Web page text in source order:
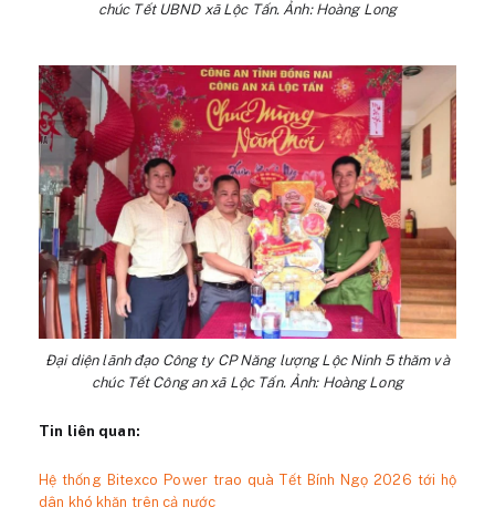
chúc Tết UBND xã Lộc Tấn. Ảnh: Hoàng Long
Đại diện lãnh đạo Công ty CP Năng lượng Lộc Ninh 5 thăm và
chúc Tết Công an xã Lộc Tấn. Ảnh: Hoàng Long
Tin liên quan:
Hệ thống Bitexco Power trao quà Tết Bính Ngọ 2026 tới hộ
dân khó khăn trên cả nước